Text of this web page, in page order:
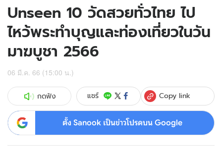
Unseen 10 วัดสวยทั่วไทย ไป
ไหว้พระทำบุญและท่องเที่ยวในวัน
มาฆบูชา 2566
06 มี.ค. 66 (15:00 น.)
กดฟัง แชร์ Copy link
ตั้ง Sanook เป็นข่าวโปรดบน Google